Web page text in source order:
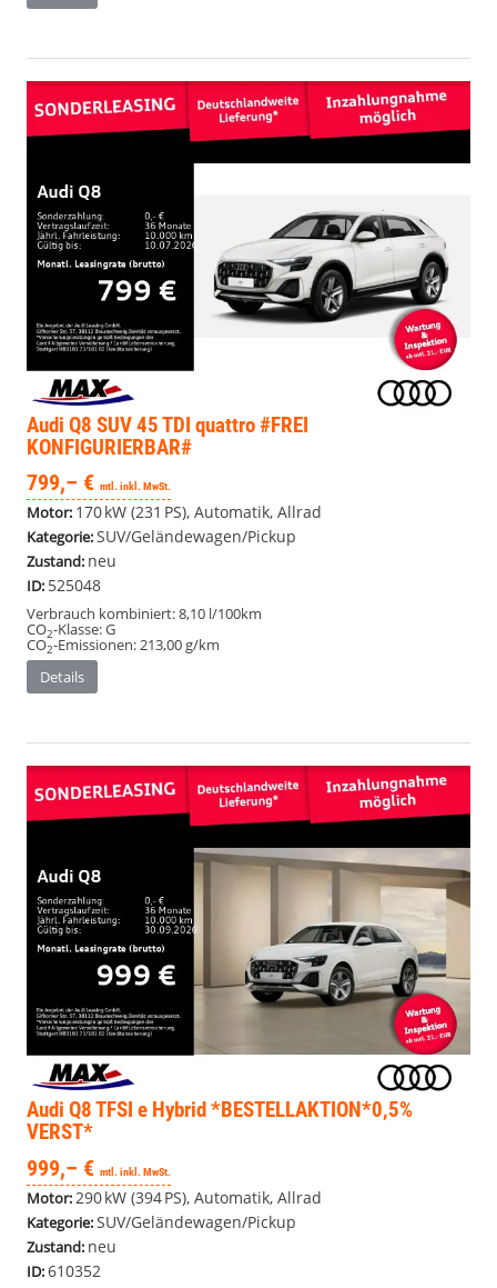
Audi Q8 SUV 45 TDI quattro #FREI
KONFIGURIERBAR#
799,– € mtl. inkl. MwSt.
Motor: 170 kW (231 PS), Automatik, Allrad
Kategorie:SUV/Geländewagen/Pickup
Zustand: neu
ID: 525048
Verbrauch kombiniert:8,10 l/100km
CO2-Klasse:G
CO2-Emissionen:213,00 g/km
Details
Audi Q8TFSI e Hybrid *BESTELLAKTION*0,5%
VERST*
999,– € mtl. inkl. MwSt.
Motor:290 kW (394 PS), Automatik, Allrad
Kategorie:SUV/Geländewagen/Pickup
Zustand: neu
ID:610352